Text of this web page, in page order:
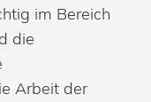
im Bereich
die
Arbeit der